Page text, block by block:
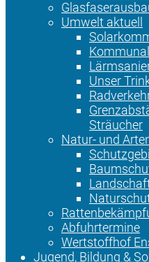
Umwelt aktuell
Unser
Sträucher
Natur- und
Abfuhrtermine
Wertstoffhof
Jugend, Bildung &